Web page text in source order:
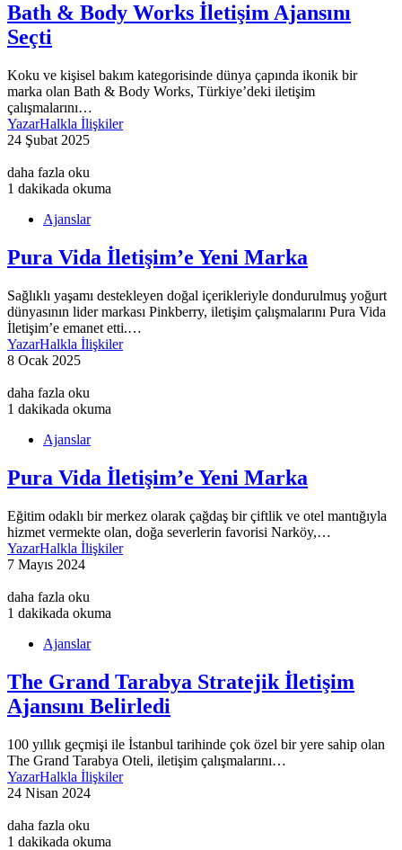
Bath & Body Works İletişim Ajansını
Seçti
Koku ve kişisel bakım kategorisinde dünya çapında ikonik bir
marka olan Bath & Body Works, Türkiye’deki iletişim
çalışmalarını…
YazarHalkla İlişkiler
24 Şubat 2025
daha fazla oku
1 dakikada okuma
Ajanslar
Pura Vida İletişim’e Yeni Marka
Sağlıklı yaşamı destekleyen doğal içerikleriyle dondurulmuş yoğurt
dünyasının lider markası Pinkberry, iletişim çalışmalarını Pura Vida
İletişim’e emanet etti.…
YazarHalkla İlişkiler
8 Ocak 2025
daha fazla oku
1 dakikada okuma
Ajanslar
Pura Vida İletişim’e Yeni Marka
Eğitim odaklı bir merkez olarak çağdaş bir çiftlik ve otel mantığıyla
hizmet vermekte olan, doğa severlerin favorisi Narköy,…
YazarHalkla İlişkiler
7 Mayıs 2024
daha fazla oku
1 dakikada okuma
Ajanslar
The Grand Tarabya Stratejik İletişim
Ajansını Belirledi
100 yıllık geçmişi ile İstanbul tarihinde çok özel bir yere sahip olan
The Grand Tarabya Oteli, iletişim çalışmalarını…
YazarHalkla İlişkiler
24 Nisan 2024
daha fazla oku
1 dakikada okuma